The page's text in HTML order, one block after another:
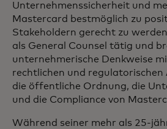
Unternehmenssicherheit und
Mastercard bestmöglich zu
Stakeholdern gerecht zu
als General Counsel tätig und
unternehmerische Denkweise
rechtlichen und regulatorischen
die öffentliche Ordnung, die
und die Compliance von
Während seiner mehr als 25-